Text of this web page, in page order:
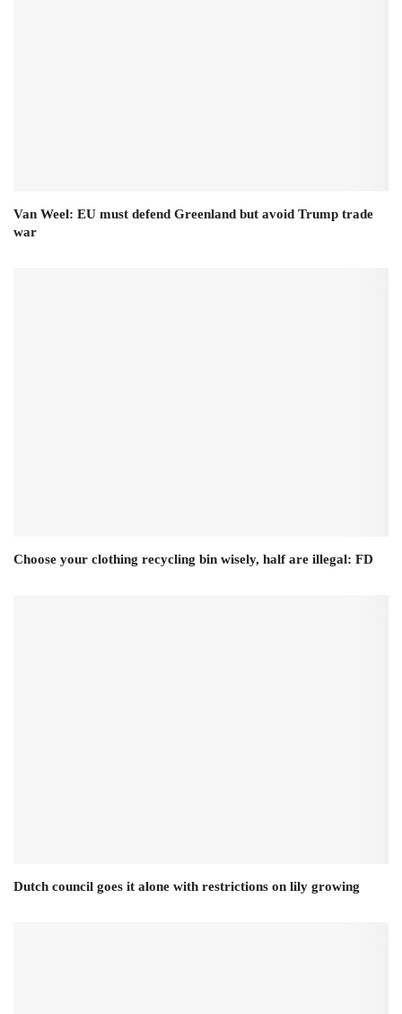
Van Weel: EU must defend Greenland but avoid Trump trade
war
Choose your clothing recycling bin wisely, half are illegal: FD
Dutch council goes it alone with restrictions on lily growing